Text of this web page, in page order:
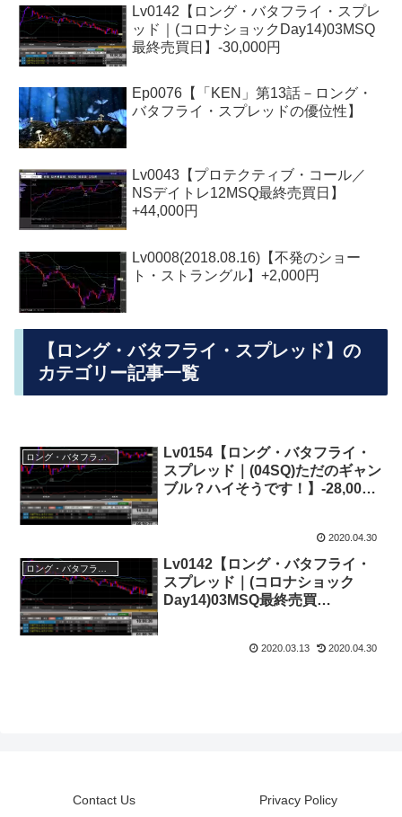
Lv0142【ロング・バタフライ・スプレ
ッド｜(コロナショックDay14)03MSQ
最終売買日】-30,000円
Ep0076【「KEN」第13話－ロング・
バタフライ・スプレッドの優位性】
Lv0043【プロテクティブ・コール／
NSデイトレ12MSQ最終売買日】
+44,000円
Lv0008(2018.08.16)【不発のショー
ト・ストラングル】+2,000円
【ロング・バタフライ・スプレッド】の
カテゴリー記事一覧
ロング・バタフライ・スプレッド
Lv0154【ロング・バタフライ・
スプレッド｜(04SQ)ただのギャン
ブル？ハイそうです！】-28,000
2020.04.30
Lv0142【ロング・バタフライ・
スプレッド｜(コロナショック
Day14)03MSQ最終売買
2020.03.13 2020.04.30
Contact Us Privacy Policy